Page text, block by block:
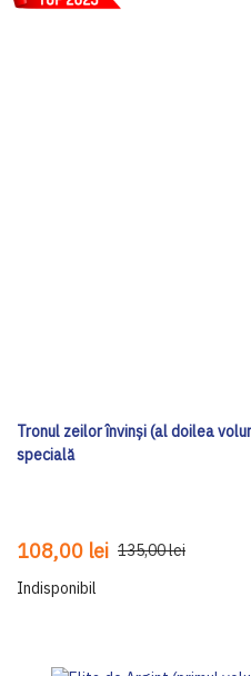
Tronul zeilor învinși (al doilea
specială
108,00 lei 135,00 lei
Indisponibil